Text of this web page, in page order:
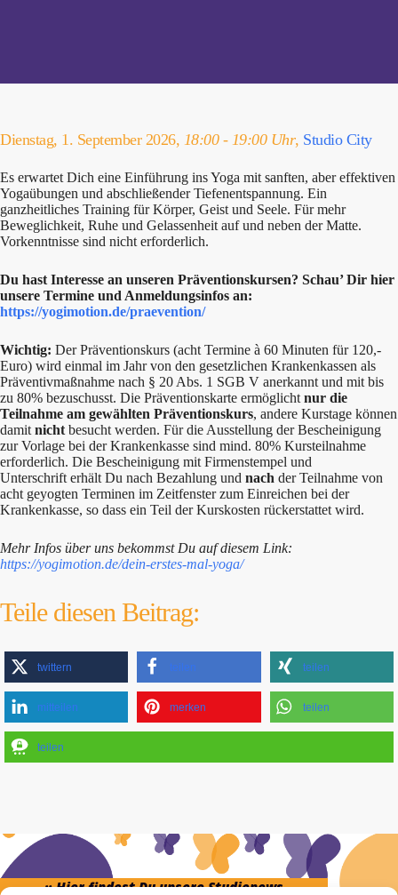
Dienstag, 1. September 2026, 18:00 - 19:00 Uhr, Studio City
Es erwartet Dich eine Einführung ins Yoga mit sanften, aber effektiven
Yogaübungen und abschließender Tiefenentspannung. Ein
ganzheitliches Training für Körper, Geist und Seele. Für mehr
Beweglichkeit, Ruhe und Gelassenheit auf und neben der Matte.
Vorkenntnisse sind nicht erforderlich.
Du hast Interesse an unseren Präventionskursen? Schau’ Dir hier
unsere Termine und Anmeldungsinfos an:
https://yogimotion.de/praevention/
Wichtig: Der Präventionskurs (acht Termine à 60 Minuten für 120,-
Euro) wird einmal im Jahr von den gesetzlichen Krankenkassen als
Präventivmaßnahme nach § 20 Abs. 1 SGB V anerkannt und mit bis
zu 80% bezuschusst. Die Präventionskarte ermöglicht nur die
Teilnahme am gewählten Präventionskurs, andere Kurstage können
damit nicht besucht werden. Für die Ausstellung der Bescheinigung
zur Vorlage bei der Krankenkasse sind mind. 80% Kursteilnahme
erforderlich. Die Bescheinigung mit Firmenstempel und
Unterschrift erhält Du nach Bezahlung und nach der Teilnahme von
acht geyogten Terminen im Zeitfenster zum Einreichen bei der
Krankenkasse, so dass ein Teil der Kurskosten rückerstattet wird.
Mehr Infos über uns bekommst Du auf diesem Link:
https://yogimotion.de/dein-erstes-mal-yoga/
Teile diesen Beitrag:
twittern teilen teilen
mitteilen merken teilen
teilen
» Hier findest Du unsere Studionews